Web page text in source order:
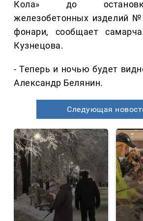
Кола» до
железобетонных изделий
фонари, сообщает
Кузнецова.
- Теперь и ночью будет
Александр Белянин.
Следующая